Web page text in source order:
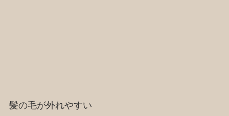
髪の毛が外れやすい